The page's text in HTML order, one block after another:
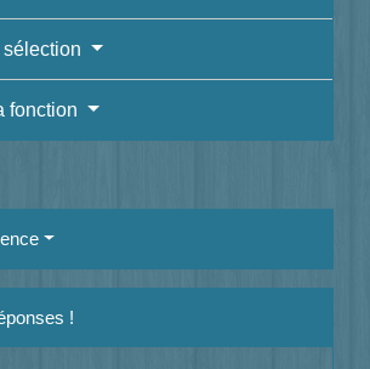
fonction
!